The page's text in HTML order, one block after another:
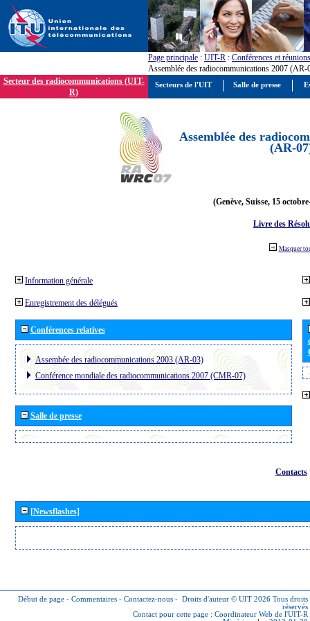
Page principale : UIT-R : Conférences et réunions
Assemblée des radiocommunications 2007 (AR-
Secteur des radiocommunications (UIT-
R)
Assemblée des
(AR-
(Genève, Suisse, 15
Livre des
Masquer
Information générale
Enregistrement des délégués
Conférences relatives
Assembée des radiocommunications 2003 (AR-03)
Conférence mondiale des radiocommunications 2007 (CMR-07)
Salle de presse
Contacts
[Newsflashes]
Début de page - Commentaires - Contactez-nous - Droits d'auteur © UIT 2026 Tous droits
réservés
Contact pour cette page : Coordinateur Web de l'UIT-R
Secteurs de l'UIT Salle de presse